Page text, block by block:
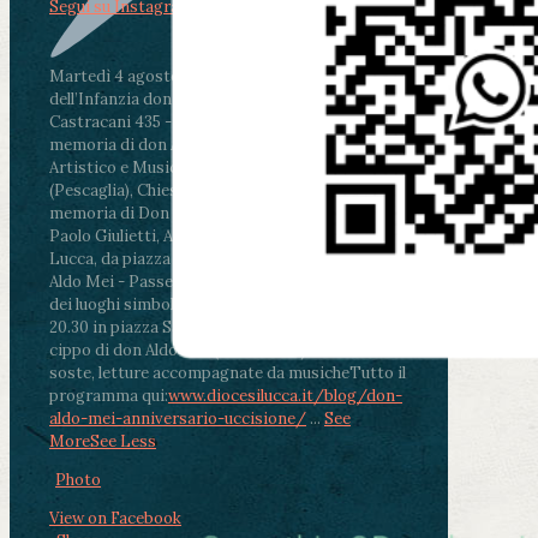
Martedì 4 agosto2026
ore 11:30 - Lucca, Scuola
dell’Infanzia don Aldo Mei - Viale Castruccio
Castracani 435 - Inaugurazione murales in
memoria di don Aldo Mei curato dal Liceo
Artistico e Musicale “Passaglia”
ore 18 - Fiano
(Pescaglia), Chiesa parrocchiale - Messa in
memoria di Don Aldo Mei celebrata da mons.
Paolo Giulietti, Arcivescovo di Lucca
ore 20.30 -
Lucca, da piazza San Michele al Cippo di don
Aldo Mei - Passeggiata della Memoria in alcuni
dei luoghi simbolo della città. Ritrovo alle ore
20.30 in piazza San Michele con conclusione al
cippo di don Aldo Mei (Porta Elisa). Durante le
soste, letture accompagnate da musicheTutto il
programma qui:www.diocesilucca.it/blog/don-
aldo-mei-anniversario-uccisione/ ... See
MoreSee Less
Photo
View on Facebook
Segui su Instagram